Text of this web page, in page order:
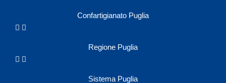
Confartigianato Puglia
Regione Puglia
Sistema Puglia